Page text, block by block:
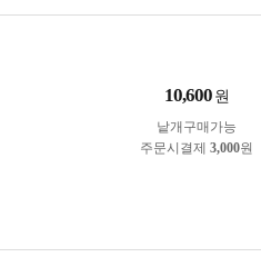
10,600 원
낱개구매가능
주문시결제 3,000원